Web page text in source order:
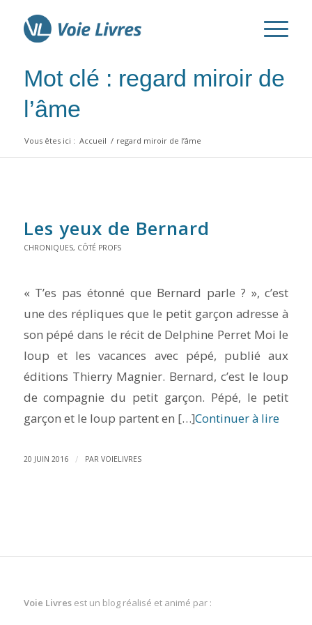
Mot clé : regard miroir de
l’âme
Vous êtes ici : Accueil / regard miroir de l’âme
Les yeux de Bernard
CHRONIQUES, CÔTÉ PROFS
« T’es pas étonné que Bernard parle ? », c’est
une des répliques que le petit garçon adresse à
son pépé dans le récit de Delphine Perret Moi le
loup et les vacances avec pépé, publié aux
éditions Thierry Magnier. Bernard, c’est le loup
de compagnie du petit garçon. Pépé, le petit
garçon et le loup partent en […]Continuer à lire
20 JUIN 2016 / PAR VOIELIVRES
Voie Livresest un blog réalisé et animé par :